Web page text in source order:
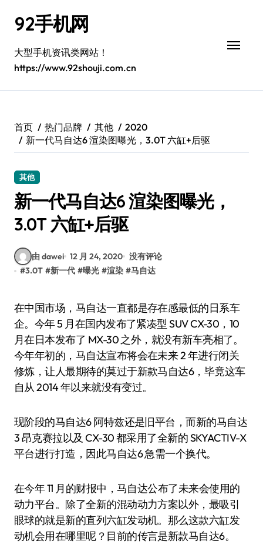
92手机网
大型手机资讯类网站！
https://www.92shouji.com.cn
首页 热门品牌 其他
2020
新一代马自达6 渲染图曝光，3.0T 六缸+后驱
其他
新一代马自达6 渲染图曝光，
3.0T 六缸+后驱
由 dawei 12 月 24, 2020 没有评论
#3.0T #新一代 #曝光 #渲染 #马自达
在中国市场，马自达一直都是存在感最低的日系车
企。今年 5 月在国内发布了紧凑型 SUV CX-30，10
月在日本发布了 MX-30 之外，就没有新车亮相了。
今年年初的，马自达宣布将会在未来 2 年进行闭关
修炼，让人最期待的莫过于新款马自达6，毕竟这车
自从 2014 年以来就没有变过。
现阶段的马自达6 阿特兹还是旧平台，而新的马自达
3 昂克赛拉以及 CX-30 都采用了全新的 SKYACTIV-X
平台进行打造，因此马自达6 急需一个换代。
在今年 11 月的财报中，马自达公布了未来会使用的
动力平台。除了全新的混动动力方案以外，最吸引
眼球的就是新的直列六缸发动机。那么这款六缸发
动机会用在哪里呢？目前的传言是新款马自达6。